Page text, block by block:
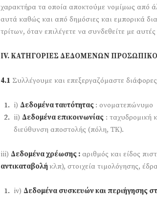
χαρακτήρα τα οποία αποκτούμε νομίμως από
αυτά καθώς και από δημόσιες και εμπορικά
τρίτων, όταν επιλέγετε να συνδεθείτε με αυτές
ΙV. ΚΑΤΗΓΟΡΙΕΣ ΔΕΔΟΜΕΝΩΝ
4.1 Συλλέγουμε και επεξεργαζόμαστε
i) Δεδομένα ταυτότητας : ονοματεπώνυμο
ii) Δεδομένα επικοινωνίας : ταχυδρομική
διεύθυνση αποστολής (πόλη, ΤΚ).
iii) Δεδομένα χρέωσης : αριθμός και είδος
αντικαταβολήκλπ), στοιχεία τιμολόγησης,
iv) Δεδομένα συσκευών και περιήγησης